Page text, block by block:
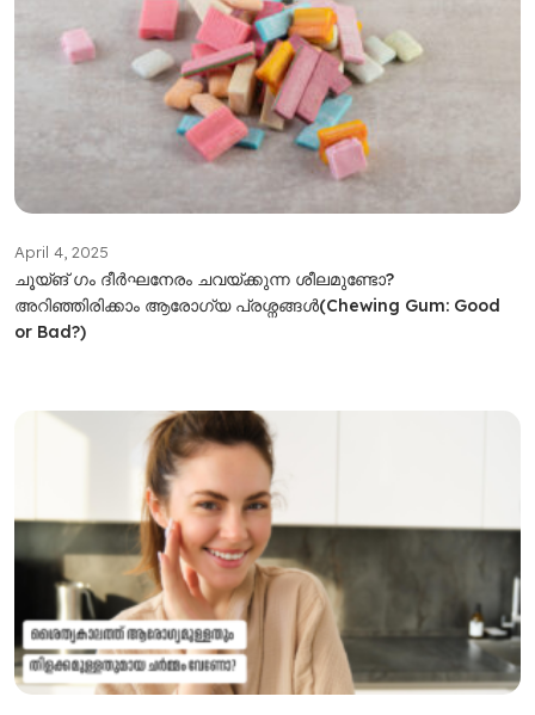
April 4, 2025
ചൂയ്‌ങ് ഗം ദീർഘനേരം ചവയ്ക്കുന്ന ശീലമുണ്ടോ?
അറിഞ്ഞിരിക്കാം ആരോഗ്യ പ്രശ്നങ്ങള്‍(Chewing Gum: Good
or Bad?)